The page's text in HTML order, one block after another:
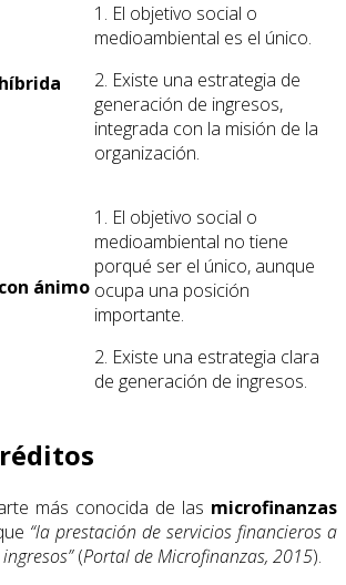
1. El objetivo social o
medioambiental es el único.
2. Existe una estrategia de
generación de ingresos,
integrada con la misión de la
organización.
ánimo
1. El objetivo social o
medioambiental no tiene
porqué ser el único, aunque
ocupa una posición
importante.
2. Existe una estrategia clara
de generación de ingresos.
más conocida de las microfinanzas
“la prestación de servicios financieros a
(Portal de Microfinanzas, 2015).